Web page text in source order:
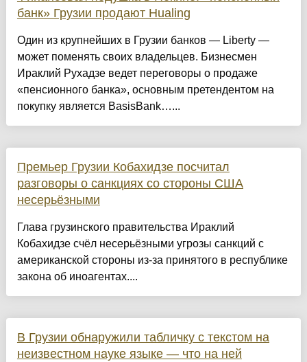
банк» Грузии продают Hualing
Один из крупнейших в Грузии банков — Liberty —
может поменять своих владельцев. Бизнесмен
Ираклий Рухадзе ведет переговоры о продаже
«пенсионного банка», основным претендентом на
покупку является BasisBank…...
Премьер Грузии Кобахидзе посчитал
разговоры о санкциях со стороны США
несерьёзными
Глава грузинского правительства Ираклий
Кобахидзе счёл несерьёзными угрозы санкций с
американской стороны из-за принятого в республике
закона об иноагентах....
В Грузии обнаружили табличку с текстом на
неизвестном науке языке — что на ней